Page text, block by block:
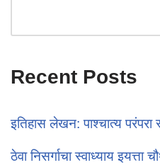
Recent Posts
इतिहास लेखन: पाश्चात्य परंपरा
ठेवा निसर्गाचा स्वाध्याय इयत्ता